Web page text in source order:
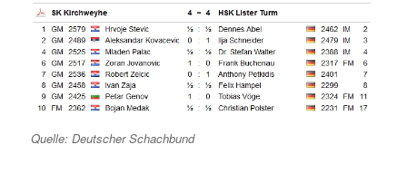
Quelle: Deutscher Schachbund